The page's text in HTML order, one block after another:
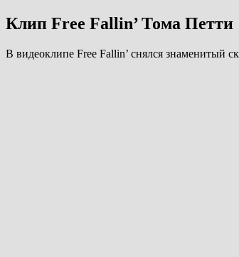
Клип Free Fallin’ Тома Петти
В видеоклипе Free Fallin’ снялся знаменитый